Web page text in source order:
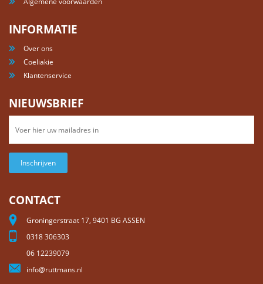
INFORMATIE
Over ons
Coeliakie
Klantenservice
NIEUWSBRIEF
Inschrijven
CONTACT
Groningerstraat 17, 9401 BG ASSEN
0318 306303
06 12239079
info@ruttmans.nl